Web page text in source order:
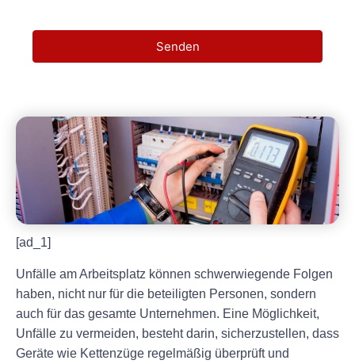
Senden
[ad_1]
Unfälle am Arbeitsplatz können schwerwiegende Folgen
haben, nicht nur für die beteiligten Personen, sondern
auch für das gesamte Unternehmen. Eine Möglichkeit,
Unfälle zu vermeiden, besteht darin, sicherzustellen, dass
Geräte wie Kettenzüge regelmäßig überprüft und